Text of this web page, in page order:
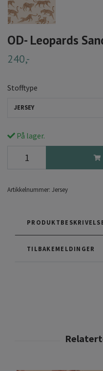
OD- Leopards
240,-
Stofftype
JERSEY
På lager.
Artikkelnummer: Jersey
TILBAKEMELDINGER